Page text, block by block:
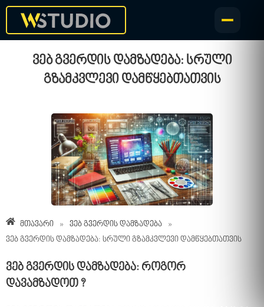
ვებ გვერდის დამზადება: სრული
გზამკვლევი დამწყებთათვის
მთავარი » ვებ გვერდის დამზადება
»
ვებ გვერდის დამზადება: სრული გზამკვლევი დამწყებთათვის
ვებ გვერდის დამზადება: როგორ
დავამზადოთ ?